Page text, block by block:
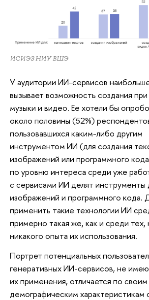
ИСИЭЗ НИУ ВШЭ
У аудитории ИИ-сервисов
вызывает возможность создания
музыки и видео. Ее хотели бы
около половины (52%)
пользовавшихся каким-либо другим
инструментом ИИ (для создания
изображений или программного
по уровню интереса среди уже
с сервисами ИИ делят инструменты
изображений и программного кода.
применить такие технологии ИИ
примерно такая же, как и среди
никакого опыта их использования.
Портрет потенциальных
генеративных ИИ-сервисов, не
их применения, отличается по
демографическим характеристикам